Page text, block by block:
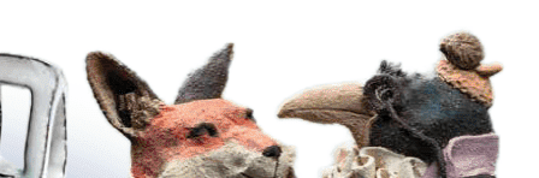
Exporter toutes les colonnes
Exporter uniquement les colonnes affichées
Menu
Ajoutez un logo, un bouton, des réseaux sociaux